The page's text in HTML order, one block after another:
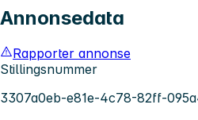
Annonsedata
Rapporter annonse
Stillingsnummer
3307a0eb-e81e-4c78-82ff-